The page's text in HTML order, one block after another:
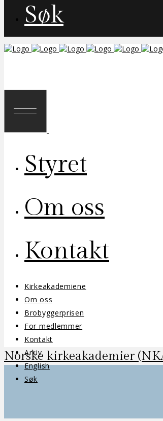
Søk
Styret
Om oss
Kontakt
Kirkeakademiene
Om oss
Brobyggerprisen
For medlemmer
Kontakt
Arkiv
English
Søk
Norske kirkeakademier